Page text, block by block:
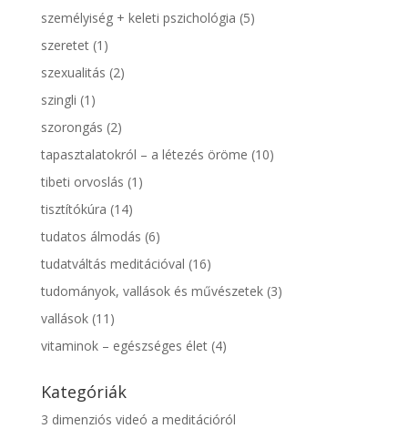
személyiség + keleti pszichológia (5)
szeretet(1)
szexualitás (2)
szingli (1)
szorongás (2)
tapasztalatokról – a létezés öröme (10)
tibeti orvoslás (1)
tisztítókúra (14)
tudatos álmodás (6)
tudatváltás meditációval (16)
tudományok, vallások és művészetek(3)
vallások(11)
vitaminok – egészséges élet(4)
Kategóriák
3 dimenziós videó a meditációról